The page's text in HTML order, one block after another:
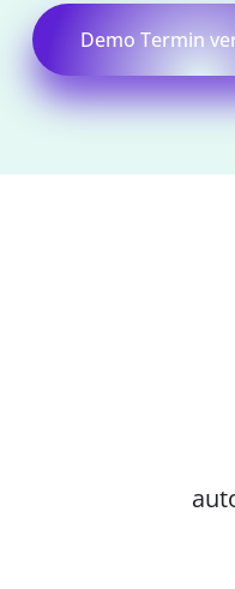
Demo Termin